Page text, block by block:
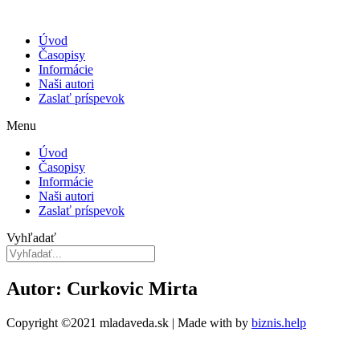
Úvod
Časopisy
Informácie
Naši autori
Zaslať príspevok
Menu
Úvod
Časopisy
Informácie
Naši autori
Zaslať príspevok
Vyhľadať
Autor: Curkovic Mirta
Copyright ©2021 mladaveda.sk | Made with by biznis.help